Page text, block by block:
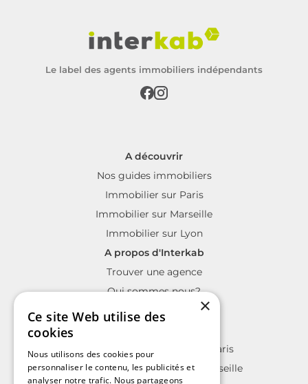
Le label des agents immobiliers indépendants
A découvrir
Nos guides immobiliers
Immobilier sur Paris
Immobilier sur Marseille
Immobilier sur Lyon
A propos d'Interkab
Trouver une agence
Qui sommes nous?
La charte Interkab
Annonces immobilières sur Paris
Annonces immobilières sur Marseille
×
Ce site Web utilise des
cookies
Nous utilisons des cookies pour
personnaliser le contenu, les publicités et
analyser notre trafic. Nous partageons